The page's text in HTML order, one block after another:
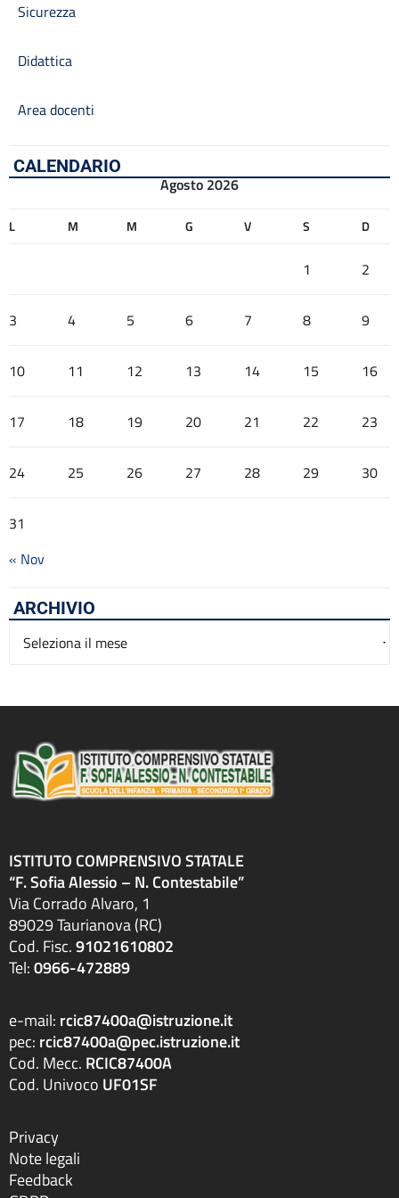
Sicurezza
Didattica
Area docenti
CALENDARIO
Agosto 2026
L M M G V S D
1 2
3 4 5 6 7 8 9
10 11 12 13 14 15 16
17 18 19 20 21 22 23
24 25 26 27 28 29 30
31
« Nov
ARCHIVIO
Archivio
ISTITUTO COMPRENSIVO STATALE
“F. Sofia Alessio – N. Contestabile”
Via Corrado Alvaro, 1
89029 Taurianova (RC)
Cod. Fisc.91021610802
Tel:0966-472889
e-mail: rcic87400a@istruzione.it
pec: rcic87400a@pec.istruzione.it
Cod. Mecc. RCIC87400A
Cod. Univoco UF01SF
Privacy
Note legali
Feedback